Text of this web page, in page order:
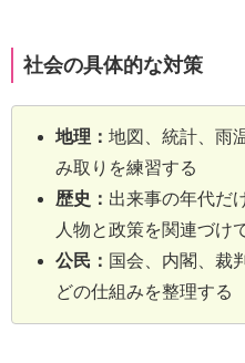
社会の具体的な対策
地理： 地図、統計、雨
み取りを練習する
歴史： 出来事の年代だ
人物と政策を関連づけ
公民： 国会、内閣、裁
どの仕組みを整理する